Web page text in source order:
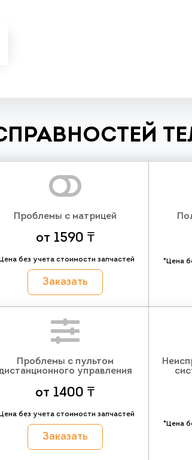
Проблемы с матрицей
от 1590 ₸
без учета стоимости запчастей
Заказать
*Цена
Проблемы с пультом
управления
от 1400 ₸
без учета стоимости запчастей
Заказать
*Цена